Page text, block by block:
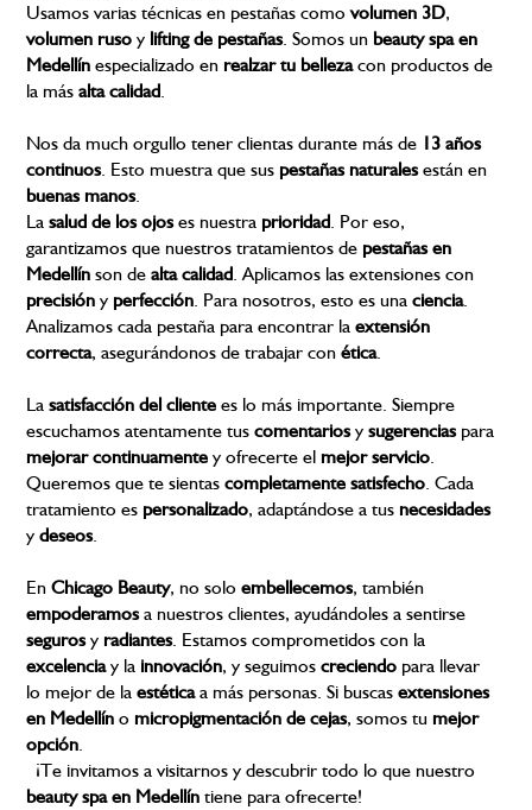
Usamos varias técnicas en pestañas comovolumen 3D,
volumen ruso y lifting de pestañas. Somos un beauty spa en
Medellín especializado en realzar tu bellezacon productos de
la másalta calidad.
Nos da much orgullo tener clientas durante más de 13 años
continuos. Esto muestra que sus pestañas naturalesestán en
buenas manos.
Lasalud de los ojoses nuestra prioridad. Por eso,
garantizamos que nuestros tratamientos de pestañas en
Medellín son dealta calidad. Aplicamos las extensiones con
precisión y perfección. Para nosotros, esto es unaciencia.
Analizamos cada pestaña para encontrar laextensión
correcta, asegurándonos de trabajar conética.
Lasatisfacción del cliente es lo más importante. Siempre
escuchamos atentamente tuscomentariosysugerenciaspara
mejorar continuamente y ofrecerte el mejor servicio.
Queremos que te sientascompletamente satisfecho. Cada
tratamiento es personalizado, adaptándose a tus necesidades
ydeseos.
EnChicago Beauty, no soloembellecemos, también
empoderamosa nuestros clientes, ayudándoles a sentirse
segurosy radiantes. Estamos comprometidos con la
excelenciay la innovación, y seguimoscreciendo para llevar
lo mejor de laestéticaa más personas. Si buscasextensiones
en Medellín o micropigmentación de cejas, somos tu mejor
opción.
¡Te invitamos a visitarnos y descubrir todo lo que nuestro
beauty spa en Medellín tiene para ofrecerte!